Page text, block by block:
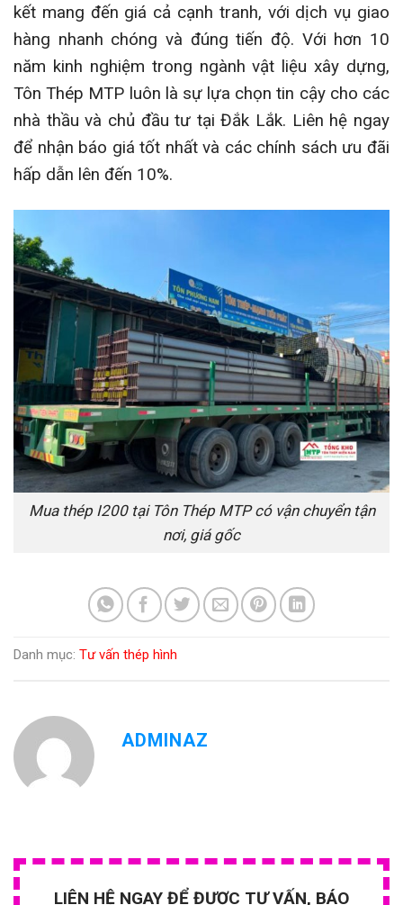
kết mang đến giá cả cạnh tranh, với dịch vụ giao
hàng nhanh chóng và đúng tiến độ. Với hơn 10
năm kinh nghiệm trong ngành vật liệu xây dựng,
Tôn Thép MTP luôn là sự lựa chọn tin cậy cho các
nhà thầu và chủ đầu tư tại Đắk Lắk. Liên hệ ngay
để nhận báo giá tốt nhất và các chính sách ưu đãi
hấp dẫn lên đến 10%.
Mua thép I200 tại Tôn Thép MTP có vận chuyển tận
nơi, giá gốc
Danh mục: Tư vấn thép hình
ADMINAZ
LIÊN HỆ NGAY ĐỂ ĐƯỢC TƯ VẤN, BÁO